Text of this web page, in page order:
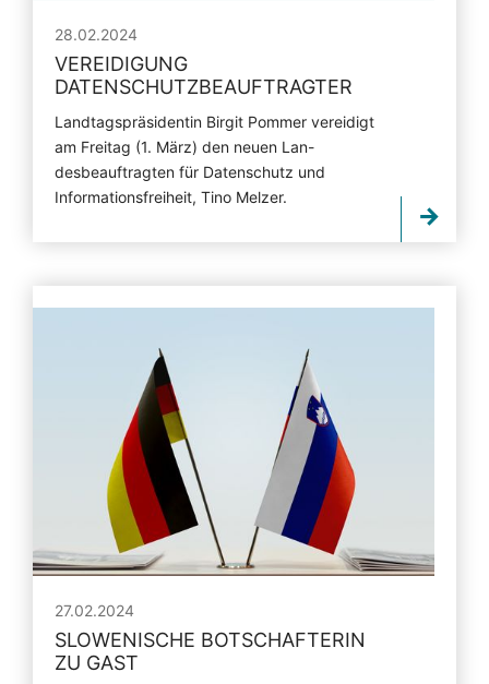
28.02.2024
VEREIDIGUNG
DATENSCHUTZBEAUFTRAGTER
Landtagspräsidentin Birgit Pommer vereidigt
am Freitag (1. März) den neuen Lan-
desbeauftragten für Datenschutz und
Informationsfreiheit, Tino Melzer.
27.02.2024
SLOWENISCHE BOTSCHAFTERIN
ZU GAST